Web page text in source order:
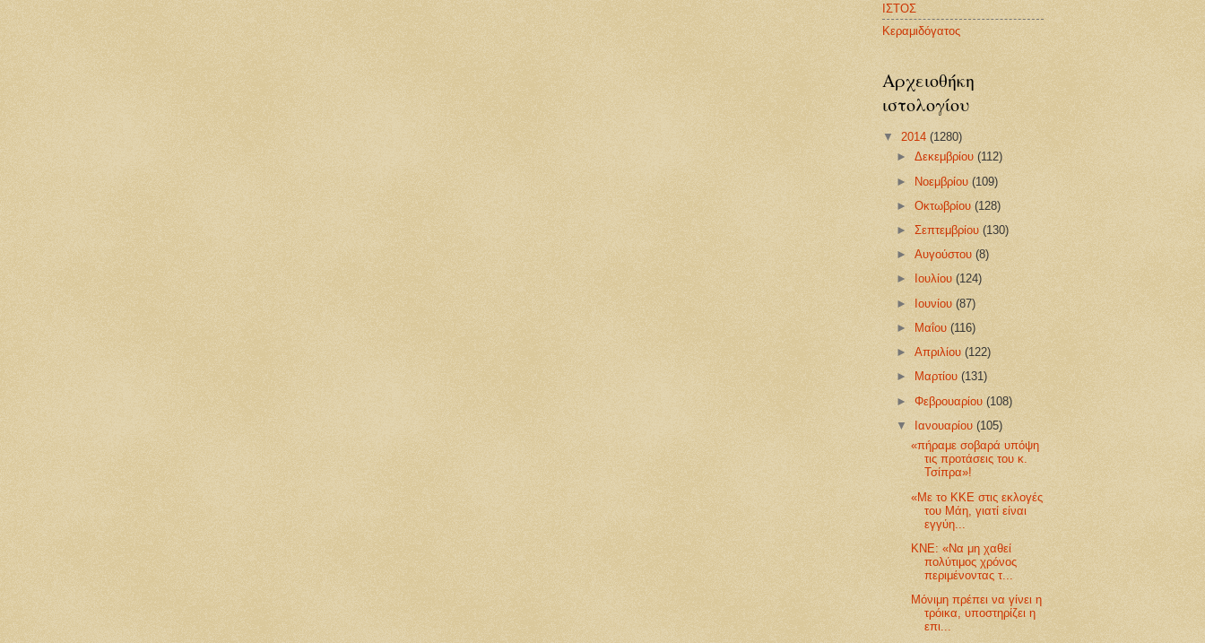
ΙΣΤΟΣ
Κεραμιδόγατος
Αρχειοθήκη
ιστολογίου
▼ 2014 (1280)
►Δεκεμβρίου(112)
► Νοεμβρίου(109)
►Οκτωβρίου(128)
►Σεπτεμβρίου(130)
►Αυγούστου(8)
►
Ιουλίου(124)
► Ιουνίου(87)
►
Μαΐου(116)
►Απριλίου(122)
►
Μαρτίου(131)
►Φεβρουαρίου(108)
▼
Ιανουαρίου(105)
«πήραμε σοβαρά υπόψη
τις προτάσεις του κ.
Τσίπρα»!
«Με το ΚΚΕ στις εκλογές
του Μάη, γιατί είναι
εγγύη...
ΚΝΕ: «Να μη χαθεί
πολύτιμος χρόνος
περιμένοντας τ...
Μόνιμη πρέπει να γίνει η
τρόικα, υποστηρίζει η
επι...